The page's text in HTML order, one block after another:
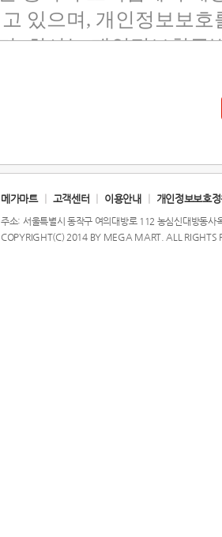
메가마트 고객센터 이용안내 개인정보보호
주소: 서울특별시 동작구 여의대방로 112 농심신대방동
COPYRIGHT(C) 2014 BY MEGA MART. ALL RIGHTS